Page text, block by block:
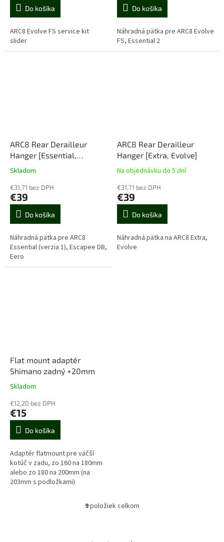
Do košíka
ARC8 Evolve FS service kit
slider
Do košíka
Náhradná pätka pre ARC8 Evolve
FS, Essential 2
ARC8 Rear Derailleur
Hanger [Essential,
Escapee DB, Eero]
Skladom
€31,71 bez DPH
€39
Do košíka
Náhradná pätka pre ARC8
Essential (verzia 1), Escapee DB,
Eero
ARC8 Rear Derailleur
Hanger [Extra, Evolve]
Na objednávku do 5 dní
€31,71 bez DPH
€39
Do košíka
Náhradná pätka na ARC8 Extra,
Evolve
Flat mount adaptér
Shimano zadný +20mm
Skladom
€12,20 bez DPH
€15
Do košíka
Adaptér flatmount pre väčší
kotúč v zadu, zo 160 na 180mm
alebo zo 180 na 200mm (na
203mm s podložkami)
O
9položiek celkom